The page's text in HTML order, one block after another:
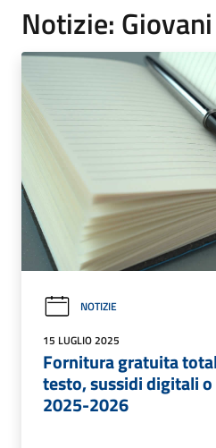
Notizie: Giovani
NOTIZIE
15 LUGLIO 2025
Fornitura gratuita
testo, sussidi digitali
2025-2026